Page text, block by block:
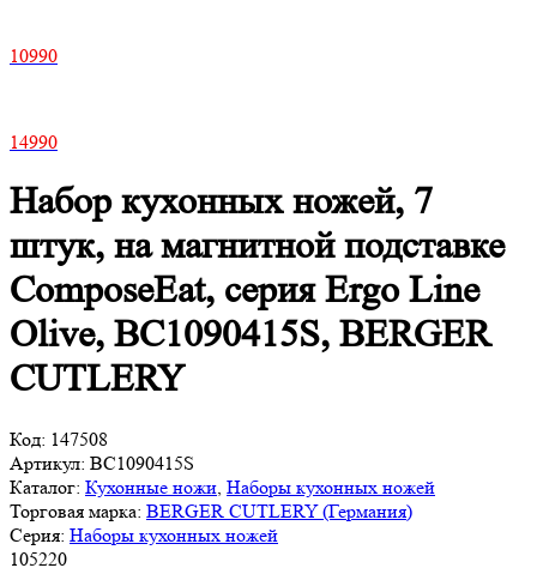
10990
14990
Набор кухонных ножей, 7
штук, на магнитной подставке
ComposeEat, серия Ergo Line
Olive, BC1090415S, BERGER
CUTLERY
Код: 147508
Артикул: BC1090415S
Каталог: Кухонные ножи Наборы кухонных ножей
Торговая марка: BERGER CUTLERY (Германия)
Серия: Наборы кухонных ножей
105220